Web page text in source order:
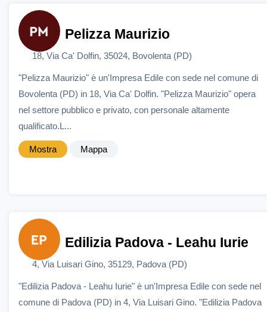
Pelizza Maurizio
18, Via Ca' Dolfin, 35024, Bovolenta (PD)
"Pelizza Maurizio" è un'Impresa Edile con sede nel comune di
Bovolenta (PD) in 18, Via Ca' Dolfin. "Pelizza Maurizio" opera
nel settore pubblico e privato, con personale altamente
qualificato.L...
Mostra Mappa
Edilizia Padova - Leahu Iurie
4, Via Luisari Gino, 35129, Padova (PD)
"Edilizia Padova - Leahu Iurie" è un'Impresa Edile con sede nel
comune di Padova (PD) in 4, Via Luisari Gino. "Edilizia Padova